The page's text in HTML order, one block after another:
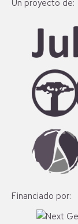
Un proyecto de:
Financiado por: